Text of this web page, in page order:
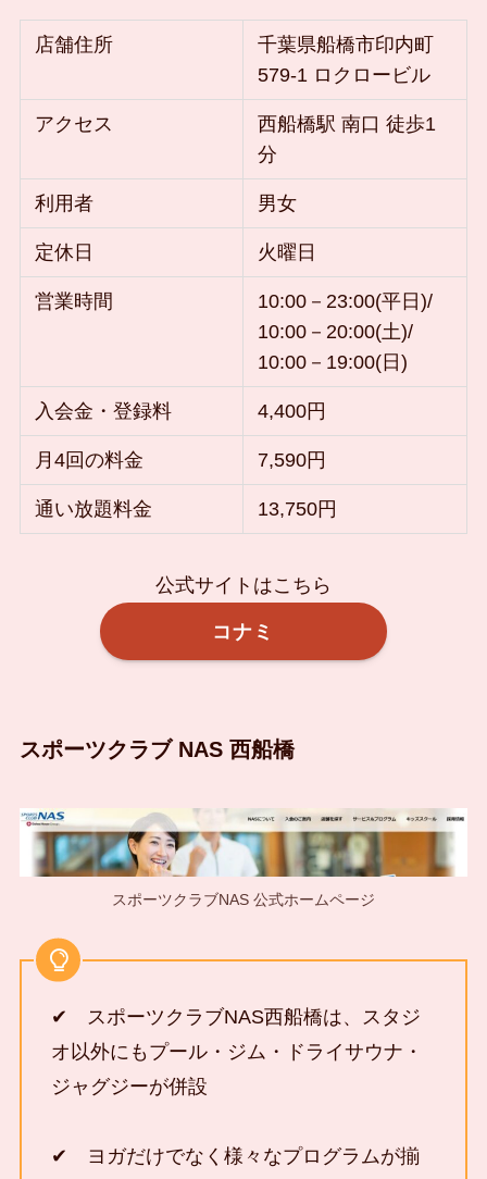
店舗住所
千葉県船橋市印内町
579-1 ロクロービル
アクセス
西船橋駅 南口 徒歩1
分
利用者 男女
定休日 火曜日
営業時間
10:00－23:00(平日)/
10:00－20:00(土)/
10:00－19:00(日)
入会金・登録料 4,400円
月4回の料金 7,590円
通い放題料金 13,750円
公式サイトはこちら
コナミ
スポーツクラブ NAS 西船橋
スポーツクラブNAS 公式ホームページ
✔ スポーツクラブNAS西船橋は、スタジ
オ以外にもプール・ジム・ドライサウナ・
ジャグジーが併設
✔ ヨガだけでなく様々なプログラムが揃